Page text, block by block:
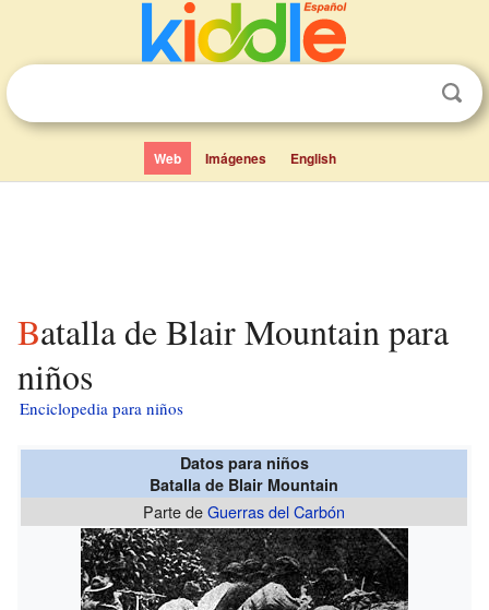
Web Imágenes English
Batalla de Blair Mountain para
niños
Enciclopedia para niños
Datos para niños
Batalla de Blair Mountain
Parte deGuerras del Carbón